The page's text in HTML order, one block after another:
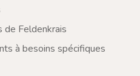
de Feldenkrais
à besoins spécifiques